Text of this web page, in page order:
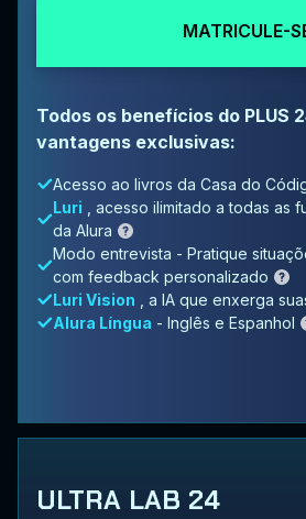
MATRICULE-
Todos os benefícios do PLUS
vantagens exclusivas:
Acesso ao livros da Casa do
Luri , acesso ilimitado a todas as
da Alura
Modo entrevista - Pratique
com feedback personalizado
Luri Vision , a IA que enxerga
Alura Língua - Inglês e Espanhol
ULTRA LAB 24